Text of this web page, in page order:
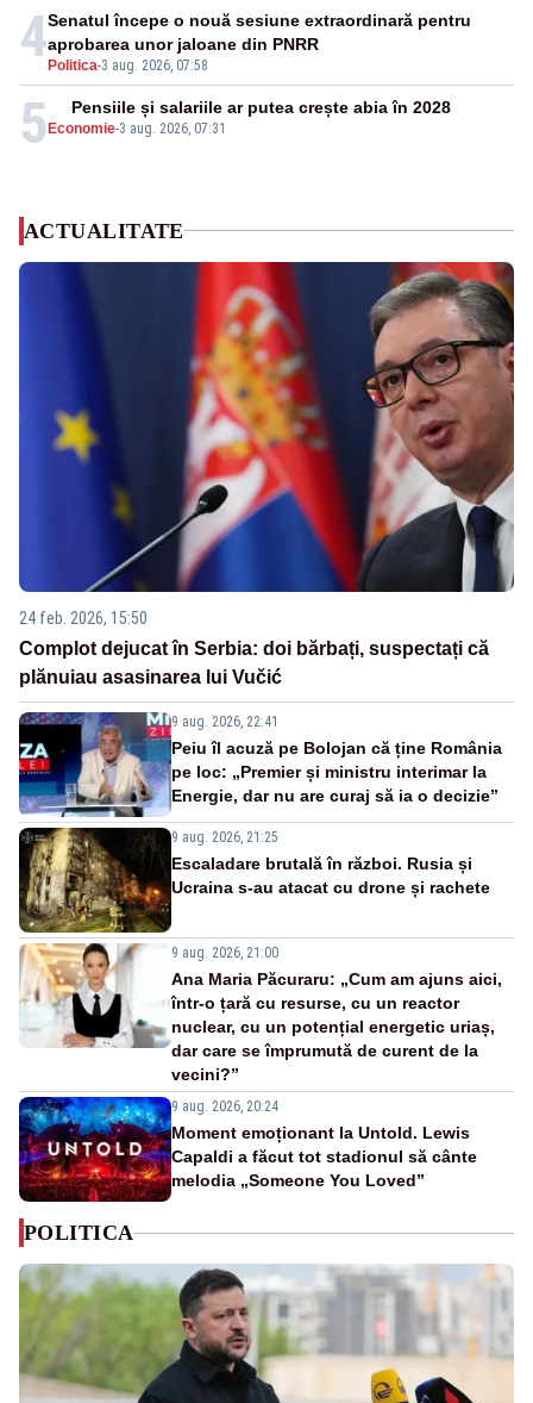
4Politica-3 aug. 2026, 07:58
Senatul începe o nouă sesiune extraordinară pentru
aprobarea unor jaloane din PNRR
5Economie-3 aug. 2026, 07:31
Pensiile și salariile ar putea crește abia în 2028
ACTUALITATE
24 feb. 2026, 15:50
Complot dejucat în Serbia: doi bărbați, suspectați că
plănuiau asasinarea lui Vučić
9 aug. 2026, 22:41
Peiu îl acuză pe Bolojan că ține România
pe loc: „Premier și ministru interimar la
Energie, dar nu are curaj să ia o decizie”
9 aug. 2026, 21:25
Escaladare brutală în război. Rusia și
Ucraina s-au atacat cu drone și rachete
9 aug. 2026, 21:00
Ana Maria Păcuraru: „Cum am ajuns aici,
într-o țară cu resurse, cu un reactor
nuclear, cu un potențial energetic uriaș,
dar care se împrumută de curent de la
vecini?”
9 aug. 2026, 20:24
Moment emoționant la Untold. Lewis
Capaldi a făcut tot stadionul să cânte
melodia „Someone You Loved”
POLITICA